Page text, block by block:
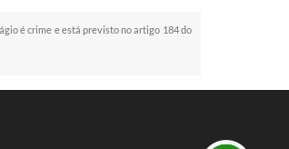
é crime e está previsto no artigo 184 do